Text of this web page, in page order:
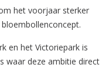
het voorjaar sterker
en het Victoriepark is
waar deze ambitie direct